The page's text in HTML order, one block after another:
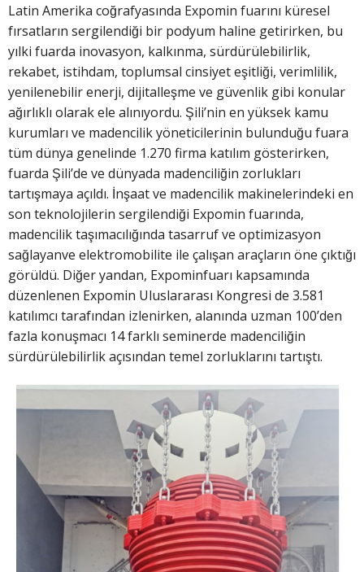
Latin Amerika coğrafyasında Expomin fuarını küresel
fırsatların sergilendiği bir podyum haline getirirken, bu
yılki fuarda inovasyon, kalkınma, sürdürülebilirlik,
rekabet, istihdam, toplumsal cinsiyet eşitliği, verimlilik,
yenilenebilir enerji, dijitalleşme ve güvenlik gibi konular
ağırlıklı olarak ele alınıyordu. Şili’nin en yüksek kamu
kurumları ve madencilik yöneticilerinin bulunduğu fuara
tüm dünya genelinde 1.270 firma katılım gösterirken,
fuarda Şili’de ve dünyada madenciliğin zorlukları
tartışmaya açıldı. İnşaat ve madencilik makinelerindeki en
son teknolojilerin sergilendiği Expomin fuarında,
madencilik taşımacılığında tasarruf ve optimizasyon
sağlayanve elektromobilite ile çalışan araçların öne çıktığı
görüldü. Diğer yandan, Expominfuarı kapsamında
düzenlenen Expomin Uluslararası Kongresi de 3.581
katılımcı tarafından izlenirken, alanında uzman 100’den
fazla konuşmacı 14 farklı seminerde madenciliğin
sürdürülebilirlik açısından temel zorluklarını tartıştı.